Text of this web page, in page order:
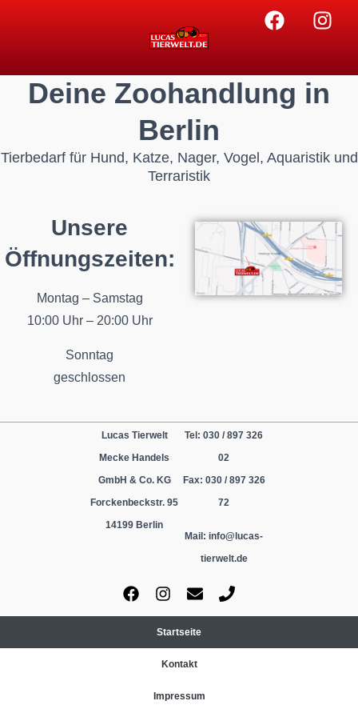
Deine Zoohandlung in
Berlin
Tierbedarf für Hund, Katze, Nager, Vogel, Aquaristik und
Terraristik
Unsere
Öffnungszeiten:
Montag – Samstag
10:00 Uhr – 20:00 Uhr
Sonntag
geschlossen
Lucas Tierwelt
Mecke Handels
GmbH & Co. KG
Forckenbeckstr. 95
14199 Berlin
Tel: 030 / 897 326
02
Fax: 030 / 897 326
72
Mail: info@lucas-
tierwelt.de
Startseite
Kontakt
Impressum